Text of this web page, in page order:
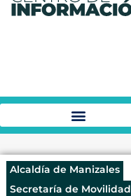
Alcaldía de Manizales
Secretaría de Movilidad